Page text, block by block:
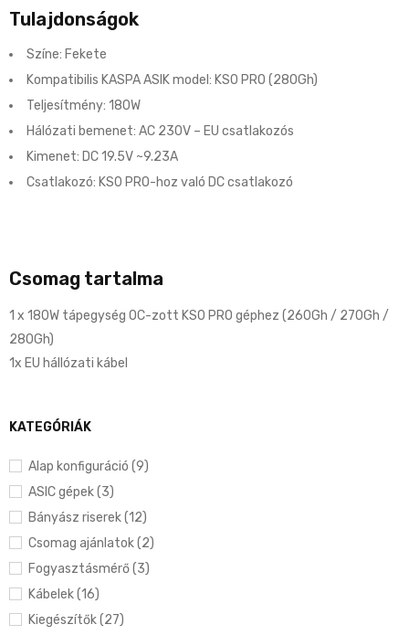
KATEGÓRIÁK
Alap konfiguráció (9)
ASIC gépek (3)
Bányász riserek (12)
Csomag ajánlatok (2)
Fogyasztásmérő (3)
Kábelek (16)
Kiegészítők (27)
Tulajdonságok
Színe: Fekete
Kompatibilis KASPA ASIK model: KS0 PRO (280Gh)
Teljesítmény: 180W
Hálózati bemenet: AC 230V – EU csatlakozós
Kimenet: DC 19.5V ~9.23A
Csatlakozó: KS0 PRO-hoz való DC csatlakozó
Csomag tartalma
1 x 180W tápegység OC-zott KS0 PRO géphez (260Gh / 270Gh /
280Gh)
1x EU hállózati kábel